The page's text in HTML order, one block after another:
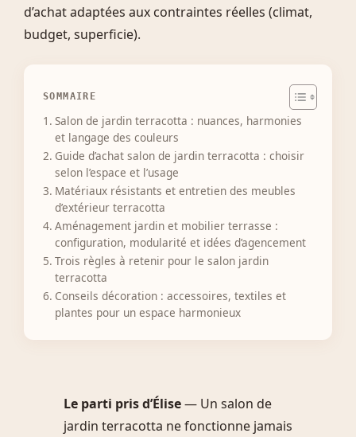
d’achat adaptées aux contraintes réelles (climat,
budget, superficie).
SOMMAIRE
Salon de jardin terracotta : nuances, harmonies
et langage des couleurs
Guide d’achat salon de jardin terracotta : choisir
selon l’espace et l’usage
Matériaux résistants et entretien des meubles
d’extérieur terracotta
Aménagement jardin et mobilier terrasse :
configuration, modularité et idées d’agencement
Trois règles à retenir pour le salon jardin
terracotta
Conseils décoration : accessoires, textiles et
plantes pour un espace harmonieux
Le parti pris d’Élise— Un salon de
jardin terracotta ne fonctionne jamais